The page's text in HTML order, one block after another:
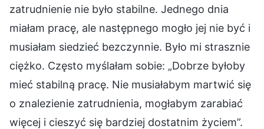
zatrudnienie nie było stabilne. Jednego dnia
miałam pracę, ale następnego mogło jej nie być i
musiałam siedzieć bezczynnie. Było mi strasznie
ciężko. Często myślałam sobie: „Dobrze byłoby
mieć stabilną pracę. Nie musiałabym martwić się
o znalezienie zatrudnienia, mogłabym zarabiać
więcej i cieszyć się bardziej dostatnim życiem”.